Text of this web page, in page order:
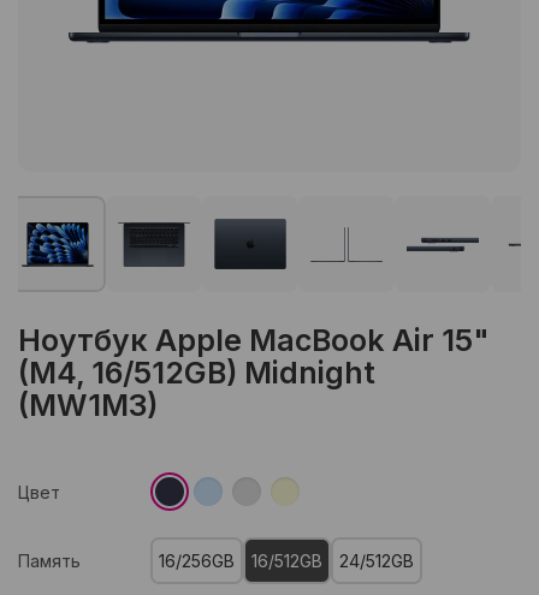
Ноутбук Apple MacBook Air 15"
(M4, 16/512GB) Midnight
(MW1M3)
Цвет
Память 16/256GB 16/512GB 24/512GB